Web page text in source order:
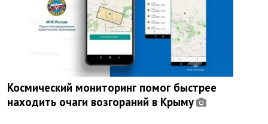
Космический мониторинг помог быстрее
находить очаги возгораний в Крыму